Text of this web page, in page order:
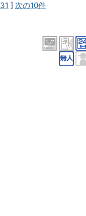
31 ] 次の10件